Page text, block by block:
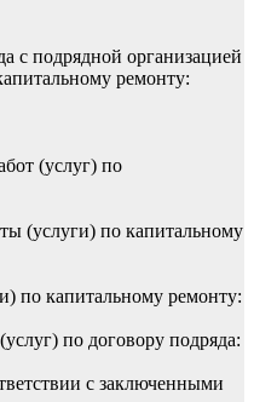
с подрядной организацией
ремонту:
(услуг) по
(услуги) по капитальному
по капитальному ремонту:
по договору подряда:
с заключенными